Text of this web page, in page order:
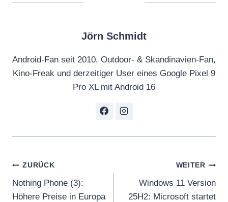
Jörn Schmidt
Android-Fan seit 2010, Outdoor- & Skandinavien-Fan,
Kino-Freak und derzeitiger User eines Google Pixel 9
Pro XL mit Android 16
Beitragsnavigation
ZURÜCK
Nothing Phone (3):
Höhere Preise in Europa
WEITER
Windows 11 Version
25H2: Microsoft startet